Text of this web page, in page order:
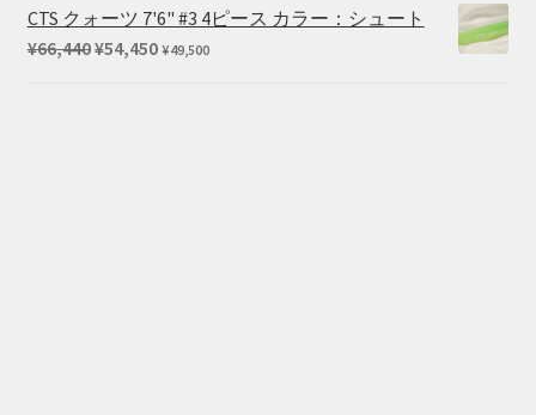
帯:
¥3,190
CTS クォーツ 7'6" #3 4ピース カラー：シュート
¥66,440元
¥54,450現
¥49,500